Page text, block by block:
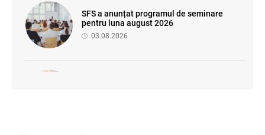
SFS a anunțat programul de seminare
pentru luna august 2026
03.08.2026